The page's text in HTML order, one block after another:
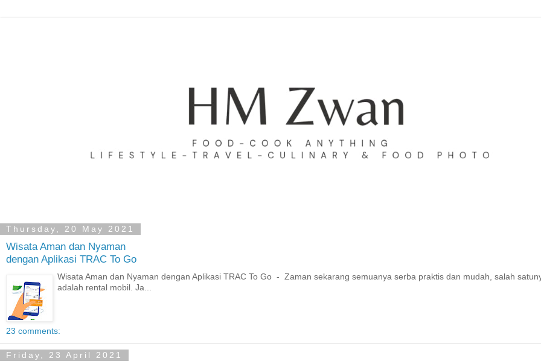
Thursday, 20 May 2021
Wisata Aman dan Nyaman
dengan Aplikasi TRAC To Go
Wisata Aman dan Nyaman dengan Aplikasi TRAC To Go - Zaman sekarang semuanya serba praktis dan mudah, salah
adalah rental mobil. Ja...
23 comments:
Friday, 23 April 2021